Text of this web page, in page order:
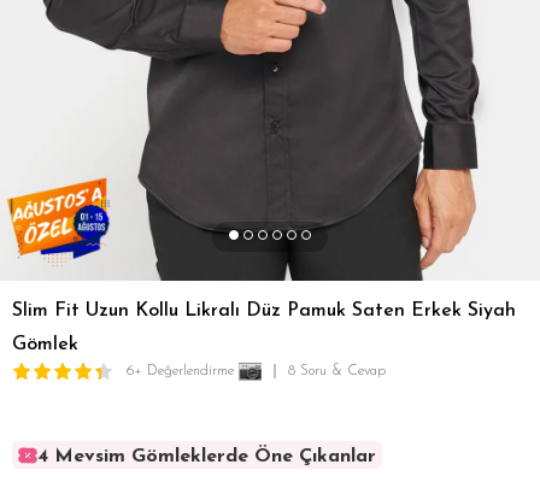
Slim Fit Uzun Kollu Likralı Düz Pamuk Saten Erkek Siyah
Gömlek
6+ Değerlendirme 8 Soru & Cevap
4 Mevsim Gömleklerde Öne Çıkanlar